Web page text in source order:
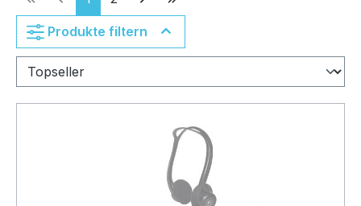
Produkte filtern